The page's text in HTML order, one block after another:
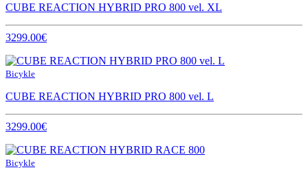
CUBE REACTION HYBRID PRO 800 vel. XL
3299.00€
Bicykle
CUBE REACTION HYBRID PRO 800 vel. L
3299.00€
Bicykle